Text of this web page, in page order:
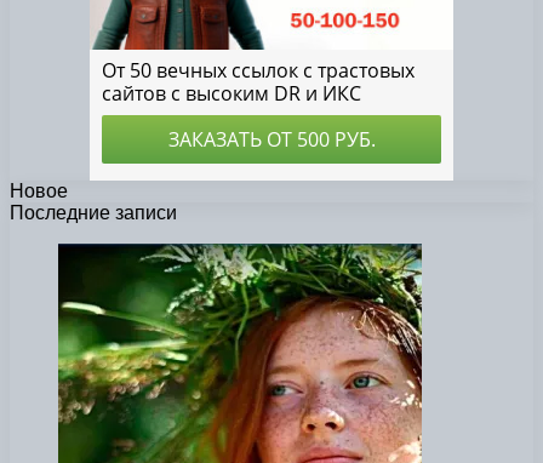
Новое
Последние записи